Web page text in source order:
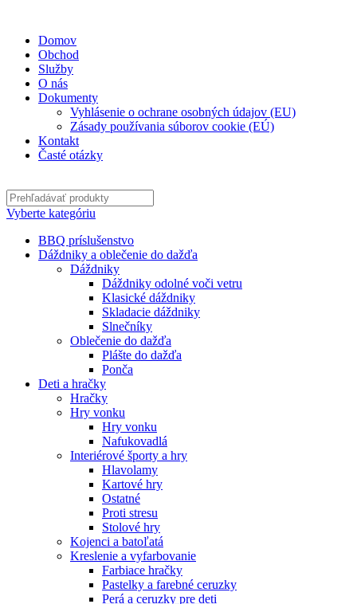
Domov
Obchod
Služby
O nás
Dokumenty
Vyhlásenie o ochrane osobných údajov (EU)
Zásady používania súborov cookie (EÚ)
Kontakt
Časté otázky
Vyberte kategóriu
BBQ príslušenstvo
Dáždniky a oblečenie do dažďa
Dáždniky
Dáždniky odolné voči vetru
Klasické dáždniky
Skladacie dáždniky
Slnečníky
Oblečenie do dažďa
Plášte do dažďa
Ponča
Deti a hračky
Hračky
Hry vonku
Hry vonku
Nafukovadlá
Interiérové športy a hry
Hlavolamy
Kartové hry
Ostatné
Proti stresu
Stolové hry
Kojenci a batoľatá
Kreslenie a vyfarbovanie
Farbiace hračky
Pastelky a farebné ceruzky
Perá a ceruzky pre deti